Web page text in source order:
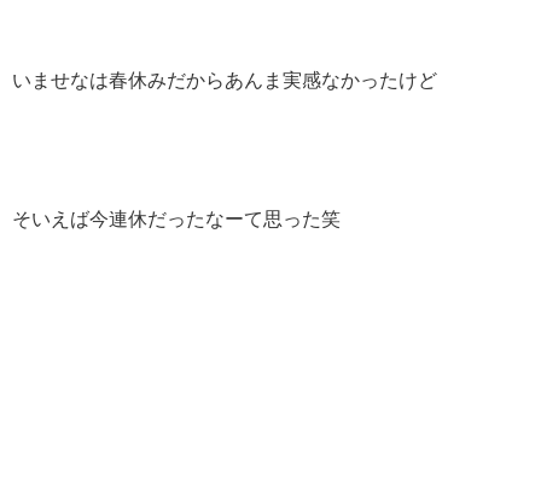
いませなは春休みだからあんま実感なかったけど
そいえば今連休だったなーて思った笑